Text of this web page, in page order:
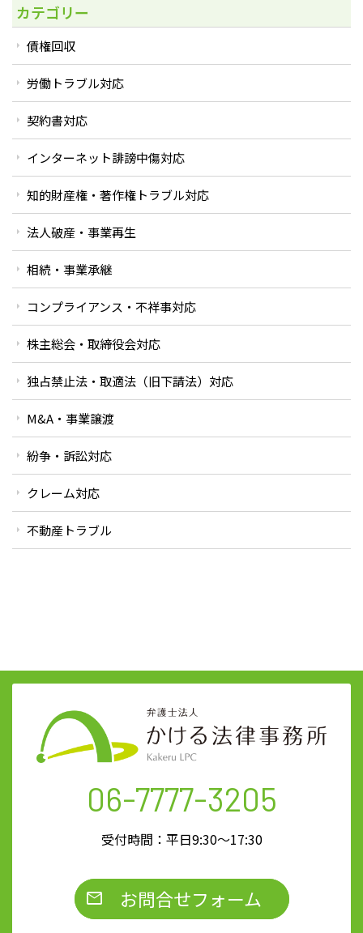
カテゴリー
債権回収
労働トラブル対応
契約書対応
インターネット誹謗中傷対応
知的財産権・著作権トラブル対応
法人破産・事業再生
相続・事業承継
コンプライアンス・不祥事対応
株主総会・取締役会対応
独占禁止法・取適法（旧下請法）対応
M&A・事業譲渡
紛争・訴訟対応
クレーム対応
不動産トラブル
06-7777-3205
受付時間：平日9:30～17:30
お問合せフォーム